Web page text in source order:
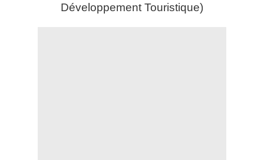
Développement Touristique)